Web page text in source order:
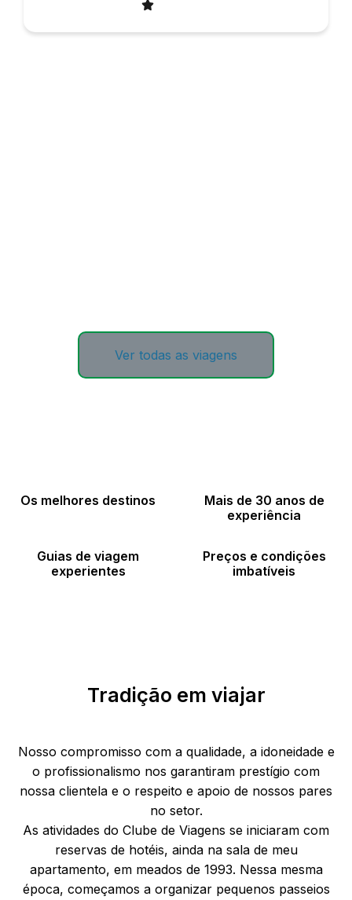
Ver todas as viagens
Os melhores destinos
Mais de 30 anos de
experiência
Guias de viagem
experientes
Preços e condições
imbatíveis
Tradição em viajar
Nosso compromisso com a qualidade, a idoneidade e
o profissionalismo nos garantiram prestígio com
nossa clientela e o respeito e apoio de nossos pares
no setor.
As atividades do Clube de Viagens se iniciaram com
reservas de hotéis, ainda na sala de meu
apartamento, em meados de 1993. Nessa mesma
época, começamos a organizar pequenos passeios